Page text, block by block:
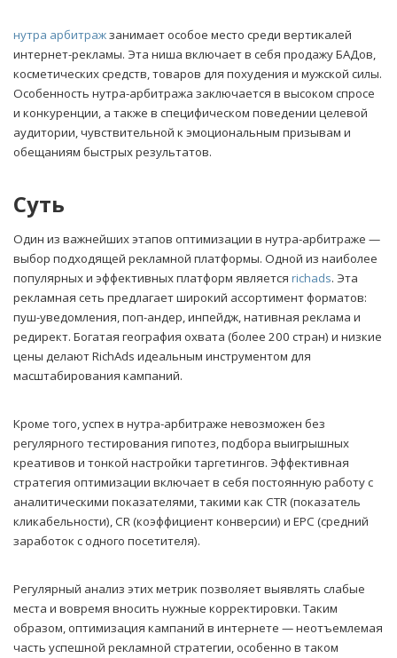
нутра арбитражзанимает особое место среди вертикалей
интернет-рекламы. Эта ниша включает в себя продажу БАДов,
косметических средств, товаров для похудения и мужской силы.
Особенность нутра-арбитража заключается в высоком спросе
и конкуренции, а также в специфическом поведении целевой
аудитории, чувствительной к эмоциональным призывам и
обещаниям быстрых результатов.
Суть
Один из важнейших этапов оптимизации в нутра-арбитраже —
выбор подходящей рекламной платформы. Одной из наиболее
популярных и эффективных платформ является richads. Эта
рекламная сеть предлагает широкий ассортимент форматов:
пуш-уведомления, поп-андер, инпейдж, нативная реклама и
редирект. Богатая география охвата (более 200 стран) и низкие
цены делают RichAds идеальным инструментом для
масштабирования кампаний.
Кроме того, успех в нутра-арбитраже невозможен без
регулярного тестирования гипотез, подбора выигрышных
креативов и тонкой настройки таргетингов. Эффективная
стратегия оптимизации включает в себя постоянную работу с
аналитическими показателями, такими как CTR (показатель
кликабельности), CR (коэффициент конверсии) и EPC (средний
заработок с одного посетителя).
Регулярный анализ этих метрик позволяет выявлять слабые
места и вовремя вносить нужные корректировки. Таким
образом, оптимизация кампаний в интернете — неотъемлемая
часть успешной рекламной стратегии, особенно в таком